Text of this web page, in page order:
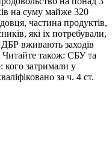
на суму майже 320
частина продуктів,
які їх потребували,
ДБР вживають заходів
Читайте також: СБУ та
затримали у
за ч. 4 ст.